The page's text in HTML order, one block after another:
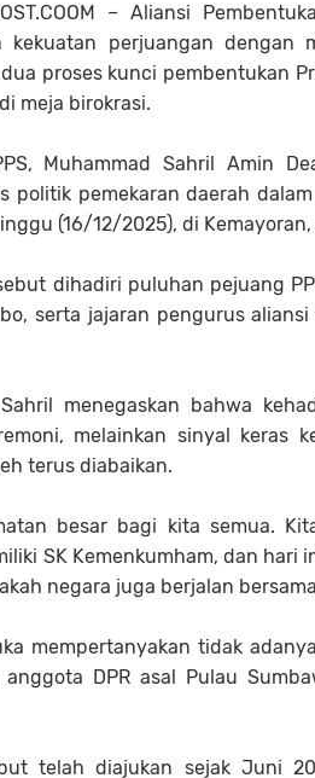
– Aliansi
kekuatan perjuangan
proses kunci pembentukan
meja birokrasi.
Muhammad Sahril Amin
politik pemekaran daerah
(16/12/2025), di
dihadiri puluhan pejuang
serta jajaran pengurus
menegaskan bahwa
melainkan sinyal keras
terus diabaikan.
besar bagi kita semua.
SK Kemenkumham, dan hari
negara juga berjalan
mempertanyakan tidak
DPR asal Pulau
telah diajukan sejak Juni